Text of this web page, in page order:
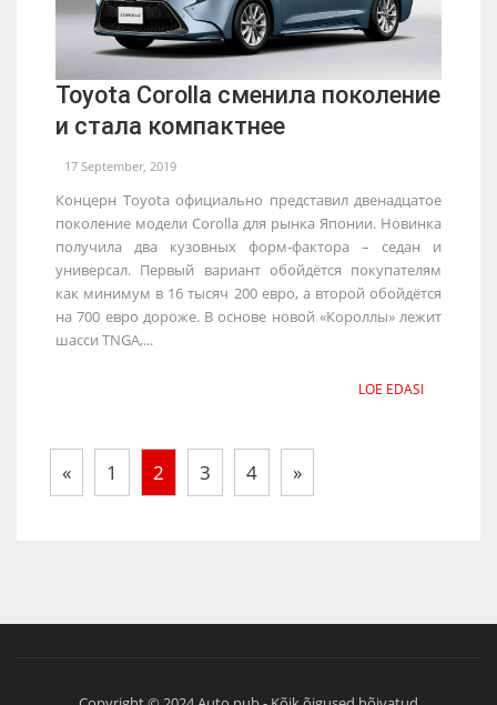
Toyota Corolla сменила поколение
и стала компактнее
17 September, 2019
Концерн Toyota официально представил двенадцатое
поколение модели Corolla для рынка Японии. Новинка
получила два кузовных форм-фактора – седан и
универсал. Первый вариант обойдётся покупателям
как минимум в 16 тысяч 200 евро, а второй обойдётся
на 700 евро дороже. В основе новой «Короллы» лежит
шасси TNGA,...
LOE EDASI
« 1 2 3 4 »